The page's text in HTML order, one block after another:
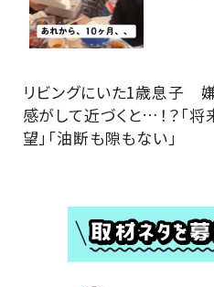
リビングにいた1歳息子
感がして近づくと…！？「将
望」「油断も隙もない」